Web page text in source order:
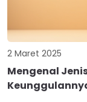
2 Maret 2025
Mengenal